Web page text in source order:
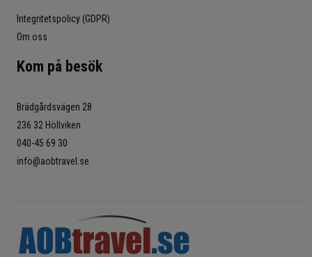
Integritetspolicy (GDPR)
Om oss
Kom på besök
Brädgårdsvägen 28
236 32 Höllviken
040-45 69 30
info@aobtravel.se